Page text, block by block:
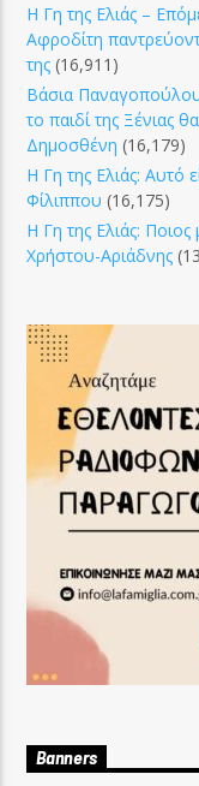
Η Γη της Ελιάς –
Αφροδίτη
της (16,911)
Βάσια Παναγοπούλου
το παιδί της Ξένιας
Δημοσθένη (16,179)
Η Γη της Ελιάς: Αυτό
Φίλιππου (16,175)
Η Γη της Ελιάς:
Χρήστου-Αριάδνης
Banners